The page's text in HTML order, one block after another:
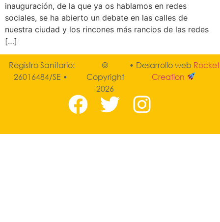
inauguración, de la que ya os hablamos en redes
sociales, se ha abierto un debate en las calles de
nuestra ciudad y los rincones más rancios de las redes
[…]
Registro Sanitario:
26016484/SE •
©
Copyright
2026
• Desarrollo web Rocket
Creation